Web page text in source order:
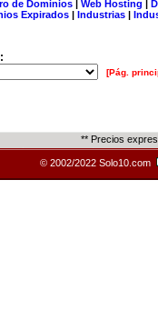
de Dominios| Web Hosting |
Expirados | Industrias |
[Pág.
** Precios
© 2002/2022 Solo10.com